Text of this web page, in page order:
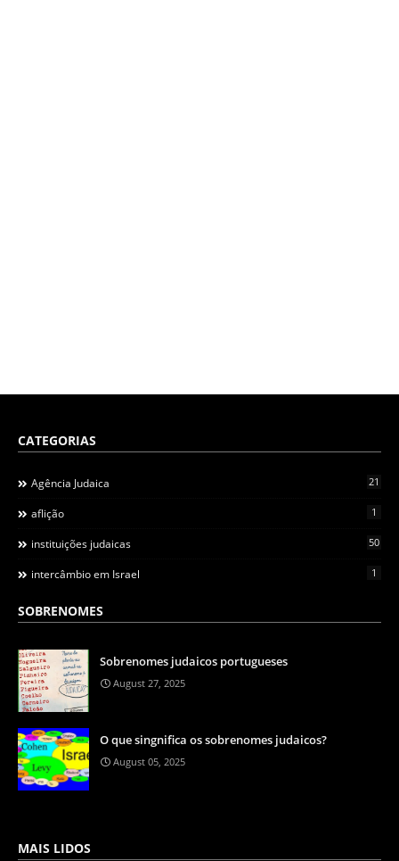
CATEGORIAS
Agência Judaica 21
aflição 1
instituições judaicas 50
intercâmbio em Israel 1
SOBRENOMES
Sobrenomes judaicos portugueses
August 27, 2025
O que singnifica os sobrenomes judaicos?
August 05, 2025
MAIS LIDOS